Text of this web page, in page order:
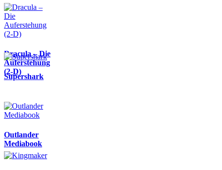
Dracula – Die
Auferstehung
(2-D)
Supershark
Outlander
Mediabook